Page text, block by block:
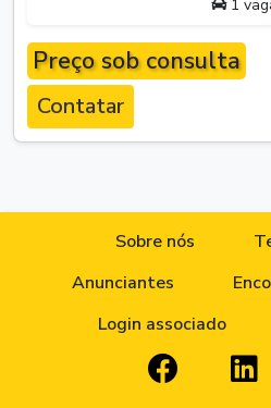
1
Preço sob consulta
Contatar
Sobre nós
Anunciantes
Login associado